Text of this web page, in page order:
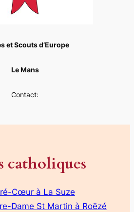
et Scouts d’Europe
Le Mans
Contact:
catholiques
Cœur à La Suze
Dame St Martin à Roëzé